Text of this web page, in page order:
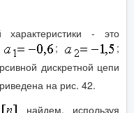
характеристики - это
;
;
дискретной цепи
на рис. 42.
найдем, используя